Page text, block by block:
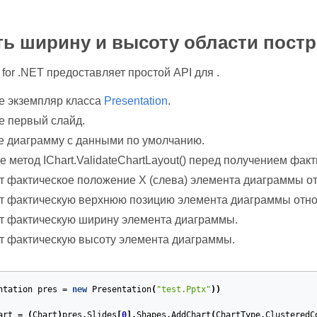
ширину и высоту области
.NET предоставляет простой API для .
экземпляр класса Presentation.
первый слайд.
диаграмму с данными по умолчанию.
метод IChart.ValidateChartLayout() перед получением
фактическое положение X (слева) элемента диаграммы
фактическую верхнюю позицию элемента диаграммы
фактическую ширину элемента диаграммы.
фактическую высоту элемента диаграммы.
pres = new Presentation( "test.Pptx" ))
= (Chart ) pres .Slides 0].Shapes .AddChart (ChartType.